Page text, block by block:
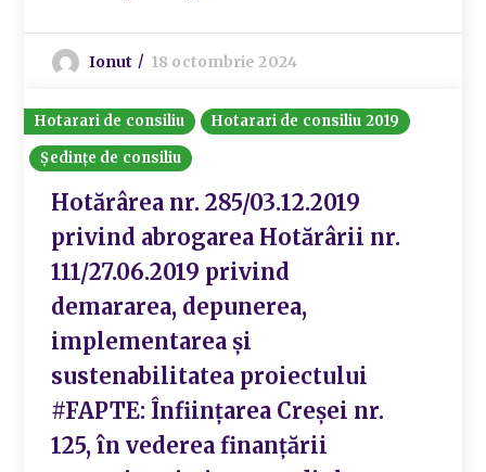
Ionut 18 octombrie 2024
Hotarari de consiliu
Hotarari de consiliu 2019
Ședințe de consiliu
Hotărârea nr. 285/03.12.2019
privind abrogarea Hotărârii nr.
111/27.06.2019 privind
demararea, depunerea,
implementarea și
sustenabilitatea proiectului
#FAPTE: Înființarea Creșei nr.
125, în vederea finanțării